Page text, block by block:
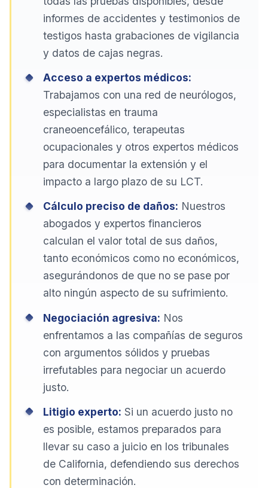
informes de accidentes y testimonios de
testigos hasta grabaciones de vigilancia
y datos de cajas negras.
Acceso a expertos médicos:
Trabajamos con una red de neurólogos,
especialistas en trauma
craneoencefálico, terapeutas
ocupacionales y otros expertos médicos
para documentar la extensión y el
impacto a largo plazo de su LCT.
Cálculo preciso de daños: Nuestros
abogados y expertos financieros
calculan el valor total de sus daños,
tanto económicos como no económicos,
asegurándonos de que no se pase por
alto ningún aspecto de su sufrimiento.
Negociación agresiva: Nos
enfrentamos a las compañías de seguros
con argumentos sólidos y pruebas
irrefutables para negociar un acuerdo
justo.
Litigio experto: Si un acuerdo justo no
es posible, estamos preparados para
llevar su caso a juicio en los tribunales
de California, defendiendo sus derechos
con determinación.